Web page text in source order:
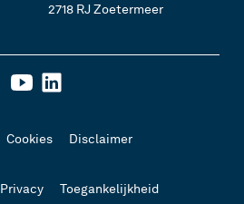
2718 RJ Zoetermeer
Cookies Disclaimer
Privacy Toegankelijkheid